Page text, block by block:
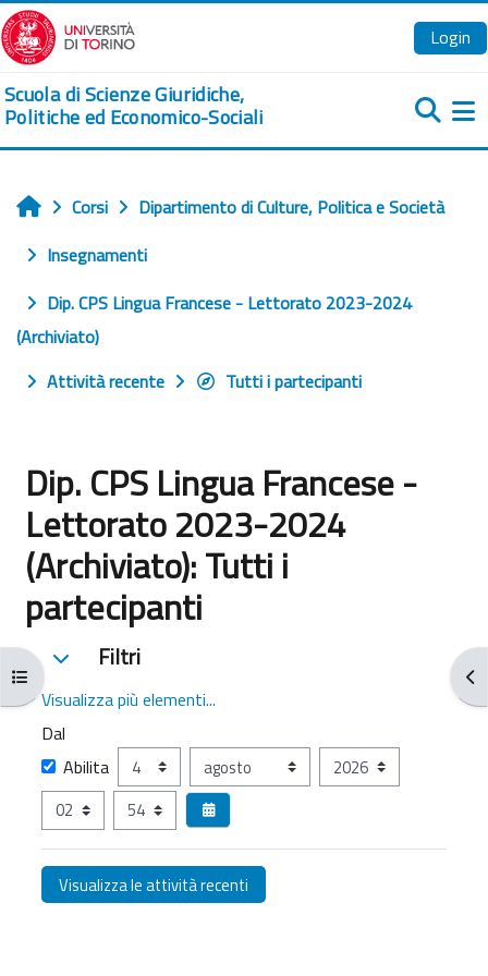
Vai al contenuto principale
Login
Scuola di Scienze Giuridiche,
Politiche ed Economico-Sociali
Apri indice del corso
Home
Corsi
Dipartimento di Culture, Politica e Società
Insegnamenti
Dip. CPS Lingua Francese - Lettorato 2023-2024
(Archiviato)
Attività recente
Tutti i partecipanti
Dip. CPS Lingua Francese -
Lettorato 2023-2024
(Archiviato): Tutti i
partecipanti
Filtri
Filtri Filtri
Visualizza più elementi...
Dal
DalAbilita Giorno Mese
Anno
Ora
Minuto